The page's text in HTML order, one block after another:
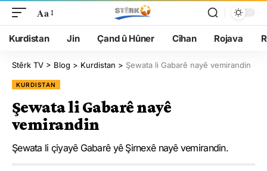
Aa
Kurdistan Jin Çand û Hûner Cîhan Rojava
Stêrk TV > Blog > Kurdistan > Şewata li Gabarê nayê vemirandin
KURDISTAN
Şewata li Gabarê nayê
vemirandin
Şewata li çiyayê Gabarê yê Şirnexê nayê vemirandin.